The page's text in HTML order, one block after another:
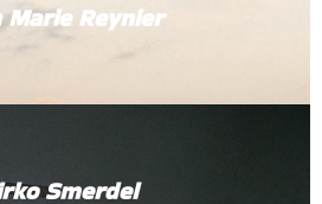
Marie Reynier
Smerdel